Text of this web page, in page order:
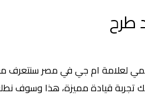
في مصر 2025 بعد طرح
قيادة مميزة، هذا وسوف